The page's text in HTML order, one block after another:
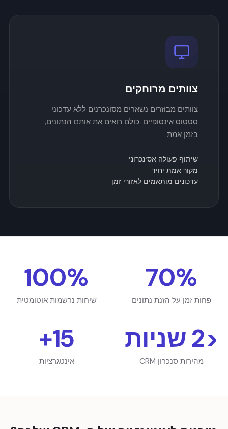
צוותים מרוחקים
צוותים מבוזרים נשארים מסונכרנים ללא עדכוני
סטטוס אינסופיים. כולם רואים את אותם הנתונים,
בזמן אמת.
שיתוף פעולה אסינכרוני
מקור אמת יחיד
עדכונים מותאמים לאזורי זמן
70%
פחות זמן על הזנת נתונים
100%
שיחות נרשמות אוטומטית
<2 שניות
מהירות סנכרון CRM
15+
אינטגרציות